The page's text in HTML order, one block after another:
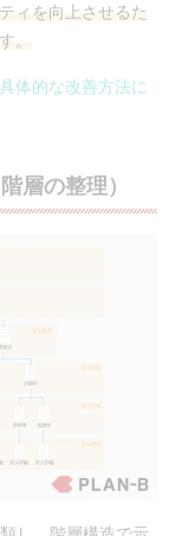
ィを向上させるた
。
体的な改善方法に
層の整理）